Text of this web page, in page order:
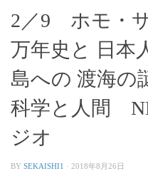
2／9 ホモ・
万年史と 日
島への 渡海の
科学と人間
ジオ
BY SEKAISHI1 · 2018年8月26日